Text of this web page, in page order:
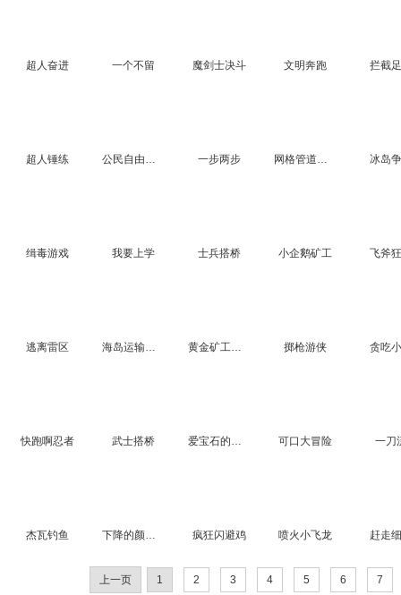
超人奋进 一个不留 魔剑士决斗 文明奔跑 拦截
超人锤练 公民自由我知道 一步两步 网格管道赛车 冰岛
缉毒游戏 我要上学 士兵搭桥 小企鹅矿工 飞斧
逃离雷区 海岛运输车3D之激情驾驶 黄金矿工经典单机版 掷枪游侠 贪吃
快跑啊忍者 武士搭桥 爱宝石的小怪 可口大冒险 一刀
杰瓦钓鱼 下降的颜料球 疯狂闪避鸡 喷火小飞龙 赶走
上一页 1 2 3 4 5 6 7